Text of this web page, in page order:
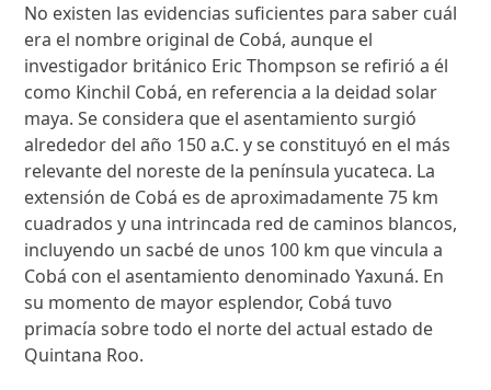
No existen las evidencias suficientes para saber cuál
era el nombre original de Cobá, aunque el
investigador británico Eric Thompson se refirió a él
como Kinchil Cobá, en referencia a la deidad solar
maya. Se considera que el asentamiento surgió
alrededor del año 150 a.C. y se constituyó en el más
relevante del noreste de la península yucateca. La
extensión de Cobá es de aproximadamente 75 km
cuadrados y una intrincada red de caminos blancos,
incluyendo un sacbé de unos 100 km que vincula a
Cobá con el asentamiento denominado Yaxuná. En
su momento de mayor esplendor, Cobá tuvo
primacía sobre todo el norte del actual estado de
Quintana Roo.